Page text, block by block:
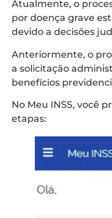
Atualmente, o
por doença grave
devido a decisões
Anteriormente, o
a solicitação
benefícios
No Meu INSS, você
etapas: